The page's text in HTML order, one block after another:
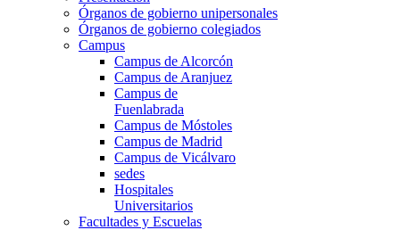
Órganos de gobierno unipersonales
Órganos de gobierno colegiados
Campus
Campus de Alcorcón
Campus de Aranjuez
Campus de
Fuenlabrada
Campus de Móstoles
Campus de Madrid
Campus de Vicálvaro
sedes
Hospitales
Universitarios
Facultades y Escuelas